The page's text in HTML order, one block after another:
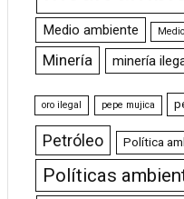
Medio ambiente
Minería minería
oro ilegal pepe mujica
Petróleo Política
Políticas